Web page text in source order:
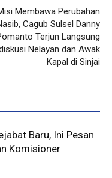
Membawa Perubahan
Cagub Sulsel Danny
Terjun Langsung
Nelayan dan Awak
Kapal di Sinjai
Baru, Ini Pesan
Komisioner